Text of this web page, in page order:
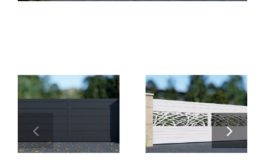
Contact
Guide & Aide